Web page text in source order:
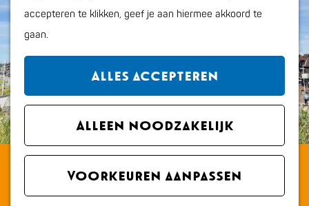
accepteren te klikken, geef je aan hiermee akkoord te
gaan.
Alles accepteren
Alleen noodzakelijk
Voorkeuren aanpassen
a
d
e
h
o
m
n
Plan je bezoek
VVV Katwijk
Overnachten
Bereikbaarheid en
Regio
Met de hond
Hotel-Restaurant Noordzee